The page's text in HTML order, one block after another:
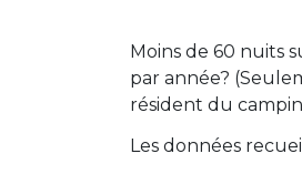
Moins de 60 nuits
par année?
résident du
Les données